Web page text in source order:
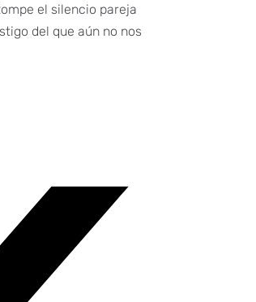
el silencio pareja
del que aún no nos